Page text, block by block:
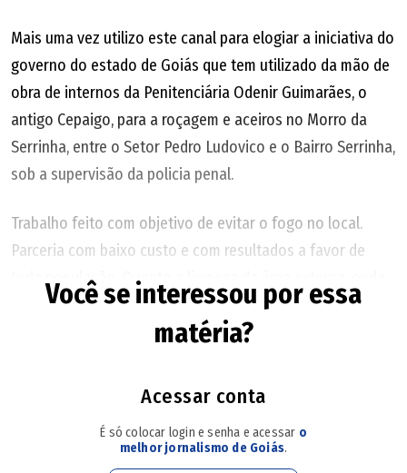
Mais uma vez utilizo este canal para elogiar a iniciativa do
governo do estado de Goiás que tem utilizado da mão de
obra de internos da Penitenciária Odenir Guimarães, o
antigo Cepaigo, para a roçagem e aceiros no Morro da
Serrinha, entre o Setor Pedro Ludovico e o Bairro Serrinha,
sob a supervisão da policia penal.
Trabalho feito com objetivo de evitar o fogo no local.
Parceria com baixo custo e com resultados a favor de
toda população. Quanto a limpeza da área externa, onde
constam pontos de lazer, sugiro a colocação de lixeiras,
pois as poucas existentes estão abarrotadas de lixo.
Rosângela Roriz Rizzo Lousa Setor Bueno - Goiânia
Você se interessou por essa
matéria?
Acessar conta
É só colocar login e senha e acessar o
melhor jornalismo de Goiás.